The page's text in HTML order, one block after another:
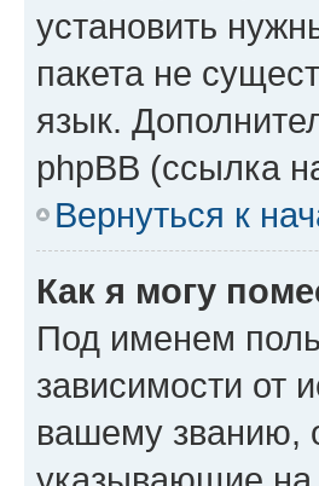
установить
пакета не
язык.
phpBB (ссылка
Вернуться к
Как я могу
Под именем
зависимости от
вашему званию,